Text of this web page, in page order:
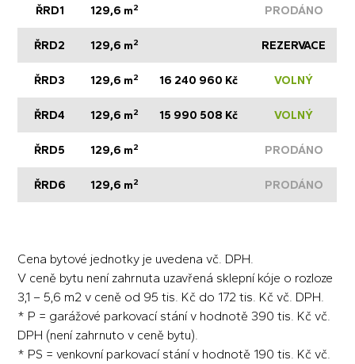
ŘRD1 129,6 m2 PRODÁNO
ŘRD2 129,6 m2 REZERVACE
ŘRD3 129,6 m2 16 240 960 Kč VOLNÝ
ŘRD4 129,6 m2 15 990 508 Kč VOLNÝ
ŘRD5 129,6 m2 PRODÁNO
ŘRD6 129,6 m2 PRODÁNO
Cena bytové jednotky je uvedena vč. DPH.
V ceně bytu není zahrnuta uzavřená sklepní kóje o rozloze
3,1 – 5,6 m2 v ceně od 95 tis. Kč do 172 tis. Kč vč. DPH.
* P = garážové parkovací stání v hodnotě 390 tis. Kč vč.
DPH (není zahrnuto v ceně bytu).
* PS = venkovní parkovací stání v hodnotě 190 tis. Kč vč.